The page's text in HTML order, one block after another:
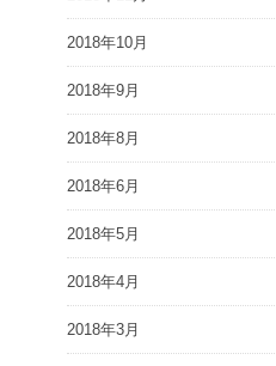
2018年10月
2018年9月
2018年8月
2018年6月
2018年5月
2018年4月
2018年3月